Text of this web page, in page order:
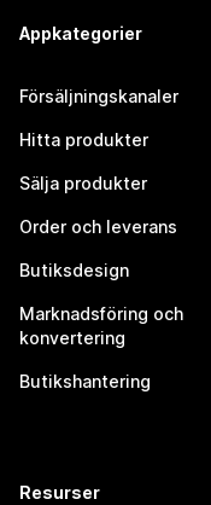
Appkategorier
Försäljningskanaler
Hitta produkter
Sälja produkter
Order och leverans
Butiksdesign
Marknadsföring och
konvertering
Butikshantering
Resurser